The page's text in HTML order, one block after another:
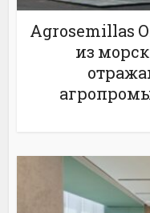
Agrosemillas
из